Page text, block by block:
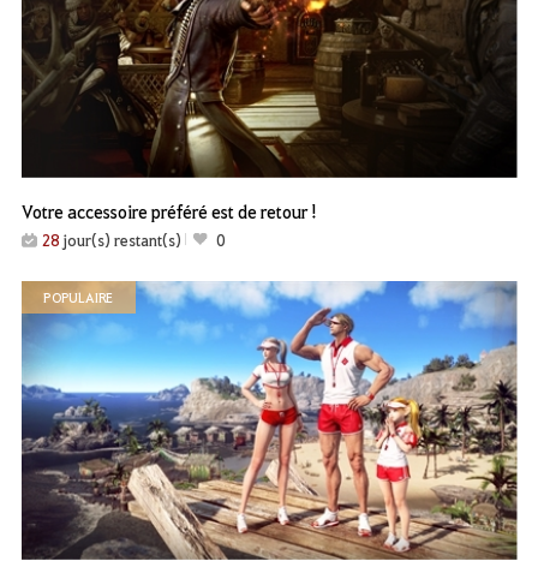
Votre accessoire préféré est de retour !
28 jour(s) restant(s) 0
POPULAIRE